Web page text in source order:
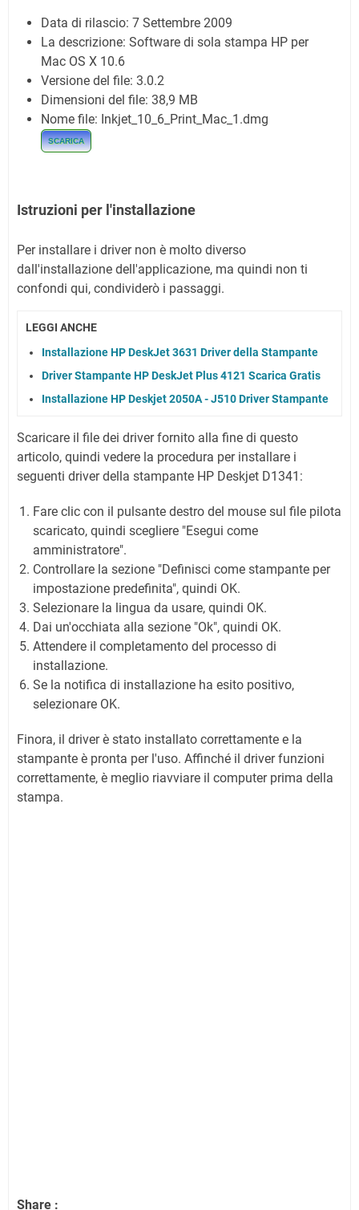
Data di rilascio: 7 Settembre 2009
La descrizione: Software di sola stampa HP per
Mac OS X 10.6
Versione del file: 3.0.2
Dimensioni del file: 38,9 MB
Nome file: Inkjet_10_6_Print_Mac_1.dmg
SCARICA
Istruzioni per l'installazione
Per installare i driver non è molto diverso
dall'installazione dell'applicazione, ma quindi non ti
confondi qui, condividerò i passaggi.
LEGGI ANCHE
Installazione HP DeskJet 3631 Driver della Stampante
Driver Stampante HP DeskJet Plus 4121 Scarica Gratis
Installazione HP Deskjet 2050A - J510 Driver Stampante
Scaricare il file dei driver fornito alla fine di questo
articolo, quindi vedere la procedura per installare i
seguenti driver della stampante HP Deskjet D1341:
Fare clic con il pulsante destro del mouse sul file pilota
scaricato, quindi scegliere "Esegui come
amministratore".
Controllare la sezione "Definisci come stampante per
impostazione predefinita", quindi OK.
Selezionare la lingua da usare, quindi OK.
Dai un'occhiata alla sezione "Ok", quindi OK.
Attendere il completamento del processo di
installazione.
Se la notifica di installazione ha esito positivo,
selezionare OK.
Finora, il driver è stato installato correttamente e la
stampante è pronta per l'uso. Affinché il driver funzioni
correttamente, è meglio riavviare il computer prima della
stampa.
Share :